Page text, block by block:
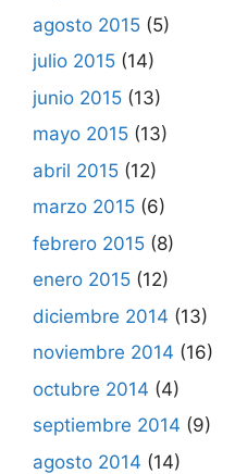
agosto 2015 (5)
julio 2015 (14)
junio 2015 (13)
mayo 2015 (13)
abril 2015 (12)
marzo 2015 (6)
febrero 2015 (8)
enero 2015 (12)
diciembre 2014 (13)
noviembre 2014 (16)
octubre 2014 (4)
septiembre 2014 (9)
agosto 2014 (14)